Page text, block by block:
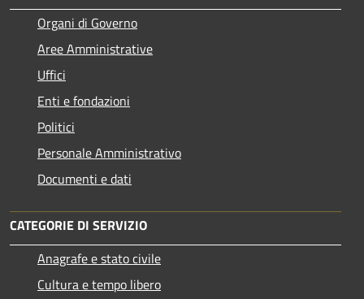
Organi di Governo
Aree Amministrative
Uffici
Enti e fondazioni
Politici
Personale Amministrativo
Documenti e dati
CATEGORIE DI SERVIZIO
Anagrafe e stato civile
Cultura e tempo libero